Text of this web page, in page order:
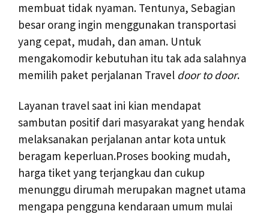
membuat tidak nyaman. Tentunya, Sebagian
besar orang ingin menggunakan transportasi
yang cepat, mudah, dan aman. Untuk
mengakomodir kebutuhan itu tak ada salahnya
memilih paket perjalanan Travel door to door.
Layanan travel saat ini kian mendapat
sambutan positif dari masyarakat yang hendak
melaksanakan perjalanan antar kota untuk
beragam keperluan.Proses booking mudah,
harga tiket yang terjangkau dan cukup
menunggu dirumah merupakan magnet utama
mengapa pengguna kendaraan umum mulai